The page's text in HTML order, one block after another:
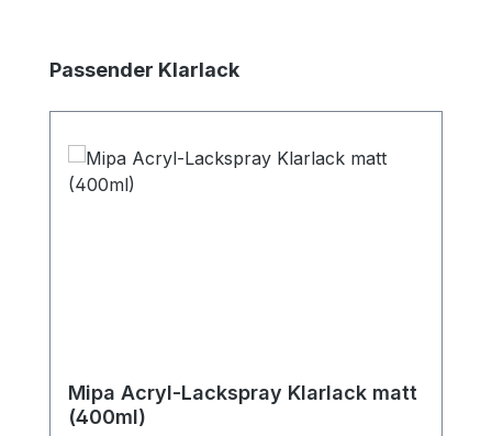
Produktgalerie überspringen
Passender Klarlack
Mipa Acryl-Lackspray Klarlack matt
(400ml)